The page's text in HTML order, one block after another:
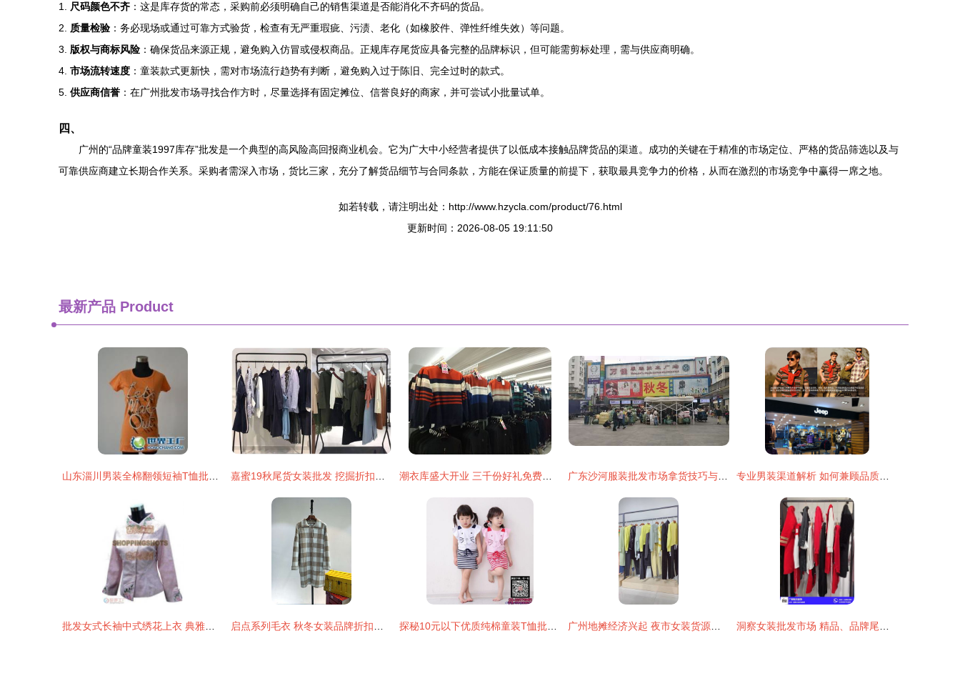
1.
尺码颜色不齐 ：这是库存货的常态，采购前必须明确自己的销售渠道是否能消化不齐码的货品。
2.
质量检验 ：务必现场或通过可靠方式验货，检查有无严重瑕疵、污渍、老化（如橡胶件、弹性纤维失效）等问题。
3. 版权与商标风险 ：确保货品来源正规，避免购入仿冒或侵权商品。正规库存尾货应具备完整的品牌标识，但可能需剪标处理，需与供应商明确。
4. 市场流转速度 ：童装款式更新快，需对市场流行趋势有判断，避免购入过于陈旧、完全过时的款式。
5. 供应商信誉 ：在广州批发市场寻找合作方时，尽量选择有固定摊位、信誉良好的商家，并可尝试小批量试单。
四、
广州的“品牌童装1997库存”批发是一个典型的高风险高回报商业机会。它为广大中小经营者提供了以低成本接触品牌货品的渠道。成功的关键在于精准的市场定位、严格的货品筛选以及与
可靠供应商建立长期合作关系。采购者需深入市场，货比三家，充分了解货品细节与合同条款，方能在保证质量的前提下，获取最具竞争力的价格，从而在激烈的市场竞争中赢得一席之地。
如若转载，请注明出处：http://www.hzycla.com/product/76.html
更新时间：2026-08-05 19:11:50
最新产品 Product